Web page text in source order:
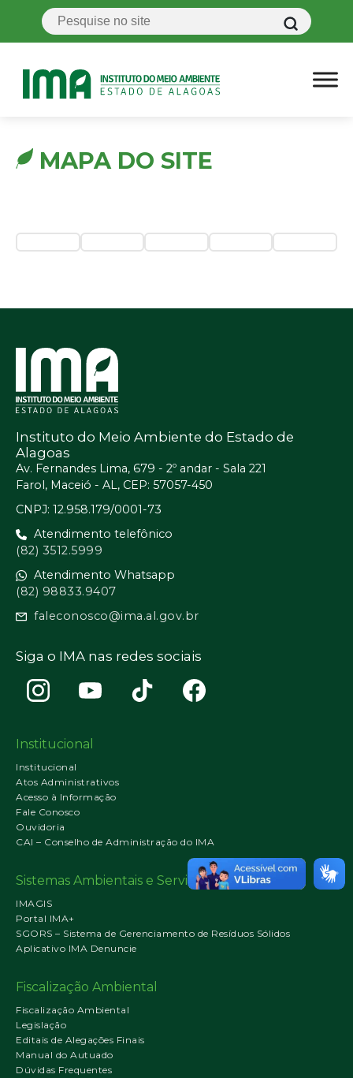
MAPA DO SITE
Instituto do Meio Ambiente do Estado de
Alagoas
Av. Fernandes Lima, 679 - 2º andar - Sala 221
Farol, Maceió - AL, CEP: 57057-450
CNPJ: 12.958.179/0001-73
Atendimento telefônico
(82) 3512.5999
Atendimento Whatsapp
(82) 98833.9407
faleconosco@ima.al.gov.br
Siga o IMA nas redes sociais
Institucional
Institucional
Atos Administrativos
Acesso à Informação
Fale Conosco
Ouvidoria
CAI – Conselho de Administração do IMA
Sistemas Ambientais e Serviços Digitais
IMAGIS
Portal IMA+
SGORS – Sistema de Gerenciamento de Resíduos Sólidos
Aplicativo IMA Denuncie
Fiscalização Ambiental
Fiscalização Ambiental
Legislação
Editais de Alegações Finais
Manual do Autuado
Dúvidas Frequentes